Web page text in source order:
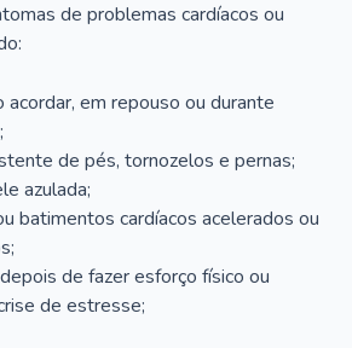
de problemas cardíacos ou
acordar, em repouso ou durante
de pés, tornozelos e pernas;
azulada;
batimentos cardíacos acelerados ou
de fazer esforço físico ou
de estresse;